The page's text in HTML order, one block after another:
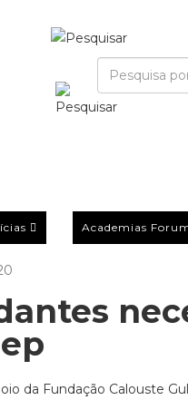
Academias
da Fundação Calouste